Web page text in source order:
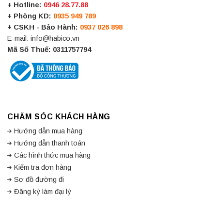
+ Hotline: 0946 28.77.88
+ Phòng KD: 0935 949 789
+ CSKH - Bảo Hành: 0937 026 898
E-mail: info@habico.vn
Mã Số Thuế: 0311757794
CHĂM SÓC KHÁCH HÀNG
Hướng dẫn mua hàng
Hướng dẫn thanh toán
Các hình thức mua hàng
Kiểm tra đơn hàng
Sơ đồ đường đi
Đăng ký làm đại lý